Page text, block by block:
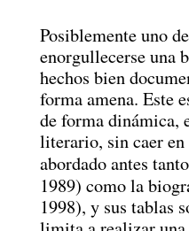
Posiblemente uno
enorgullecerse una
hechos bien
forma amena. Este
de forma dinámica,
literario, sin caer
abordado antes
1989) como la
1998), y sus tablas